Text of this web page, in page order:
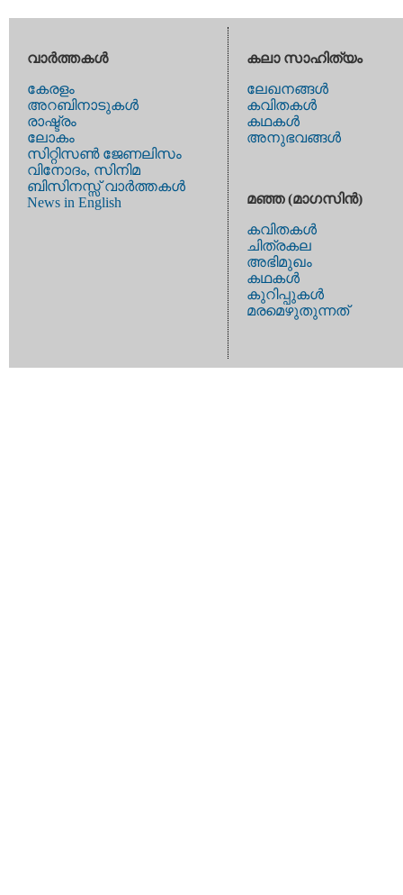
വാര്‍ത്തകള്‍
കേരളം
അറബിനാടുകള്‍
രാഷ്ട്രം
ലോകം
സിറ്റിസണ്‍ ജേണലിസം
വിനോദം, സിനിമ
ബിസിനസ്സ് വാര്‍ത്തകള്‍
News in English
കലാ സാഹിത്യം
ലേഖനങ്ങള്‍
കവിതകള്‍
കഥകള്‍
അനുഭവങ്ങള്‍
മഞ്ഞ (മാഗസിന്‍)
കവിതകള്‍
ചിത്രകല
അഭിമുഖം
കഥകള്‍
കുറിപ്പുകള്‍
മരമെഴുതുന്നത്